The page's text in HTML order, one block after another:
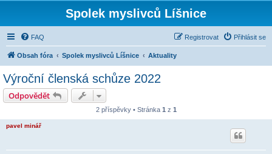
Spolek myslivců Líšnice
FAQ Přihlásit se
Registrovat
Obsah fóra Spolek myslivců Líšnice Aktuality
Výroční členská schůze 2022
Odpovědět
2 příspěvky • Stránka 1 z 1
pavel minář